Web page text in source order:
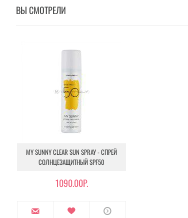
ВЫ СМОТРЕЛИ
MY SUNNY CLEAR SUN SPRAY - СПРЕЙ
СОЛНЦЕЗАЩИТНЫЙ SPF50
1090.00Р.